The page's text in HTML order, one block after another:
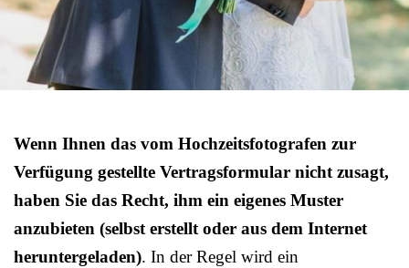
Wenn Ihnen das vom Hochzeitsfotografen zur
Verfügung gestellte Vertragsformular nicht zusagt,
haben Sie das Recht, ihm ein eigenes Muster
anzubieten (selbst erstellt oder aus dem Internet
heruntergeladen). In der Regel wird ein